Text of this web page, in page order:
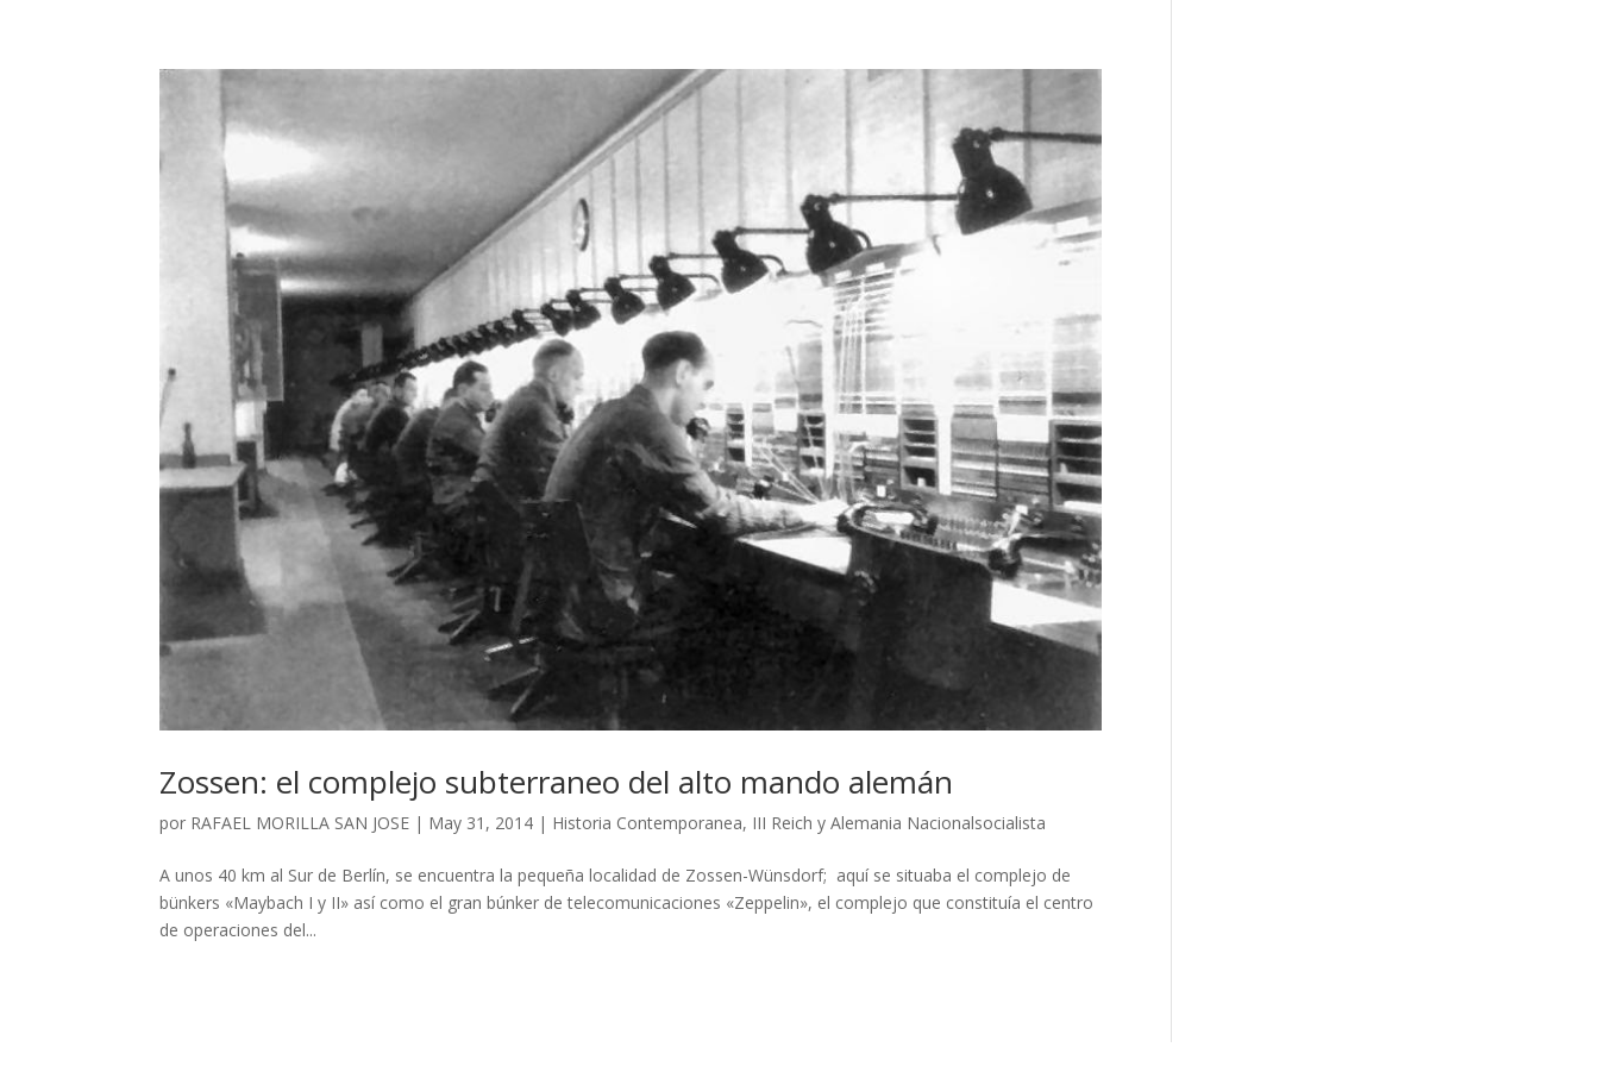
Zossen: el complejo subterraneo del alto mando alemán
por RAFAEL MORILLA SAN JOSE | May 31, 2014 | Historia Contemporanea, III Reich y Alemania Nacionalsocialista
A unos 40 km al Sur de Berlín, se encuentra la pequeña localidad de Zossen-Wünsdorf; aquí se situaba el complejo de
bünkers «Maybach I y II» así como el gran búnker de telecomunicaciones «Zeppelin», el complejo que constituía el centro
de operaciones del...